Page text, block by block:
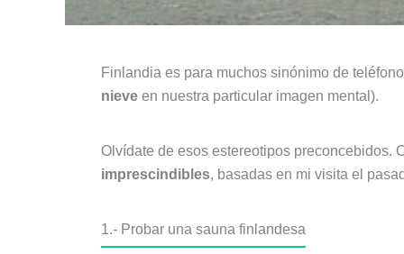
Finlandia es para muchos sinónimo de
nieve en nuestra particular imagen mental).
Olvídate de esos estereotipos preconcebidos.
imprescindibles, basadas en mi visita el
1.- Probar una sauna finlandesa